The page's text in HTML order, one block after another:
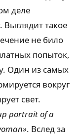
деле
Выглядит такое
не било
попыток,
Один из самых
вокруг
свет.
portrait of a
. Вслед за